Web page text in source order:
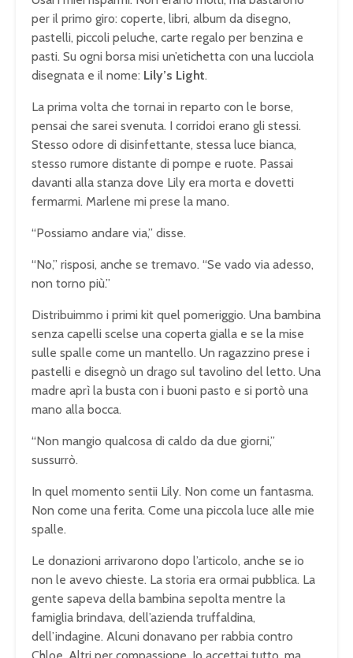
per il primo giro: coperte, libri, album da disegno,
pastelli, piccoli peluche, carte regalo per benzina e
pasti. Su ogni borsa misi un’etichetta con una lucciola
disegnata e il nome: Lily’s Light.
La prima volta che tornai in reparto con le borse,
pensai che sarei svenuta. I corridoi erano gli stessi.
Stesso odore di disinfettante, stessa luce bianca,
stesso rumore distante di pompe e ruote. Passai
davanti alla stanza dove Lily era morta e dovetti
fermarmi. Marlene mi prese la mano.
“Possiamo andare via,” disse.
“No,” risposi, anche se tremavo. “Se vado via adesso,
non torno più.”
Distribuimmo i primi kit quel pomeriggio. Una bambina
senza capelli scelse una coperta gialla e se la mise
sulle spalle come un mantello. Un ragazzino prese i
pastelli e disegnò un drago sul tavolino del letto. Una
madre aprì la busta con i buoni pasto e si portò una
mano alla bocca.
“Non mangio qualcosa di caldo da due giorni,”
sussurrò.
In quel momento sentii Lily. Non come un fantasma.
Non come una ferita. Come una piccola luce alle mie
spalle.
Le donazioni arrivarono dopo l’articolo, anche se io
non le avevo chieste. La storia era ormai pubblica. La
gente sapeva della bambina sepolta mentre la
famiglia brindava, dell’azienda truffaldina,
dell’indagine. Alcuni donavano per rabbia contro
Chloe. Altri per compassione. Io accettai tutto, ma